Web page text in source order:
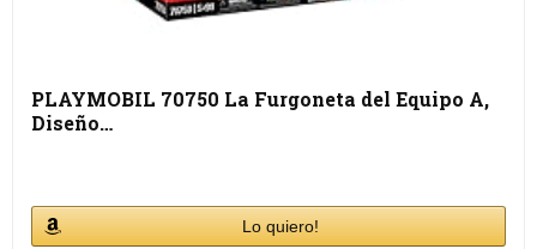
PLAYMOBIL 70750 La Furgoneta del Equipo A,
Diseño…
Lo quiero!